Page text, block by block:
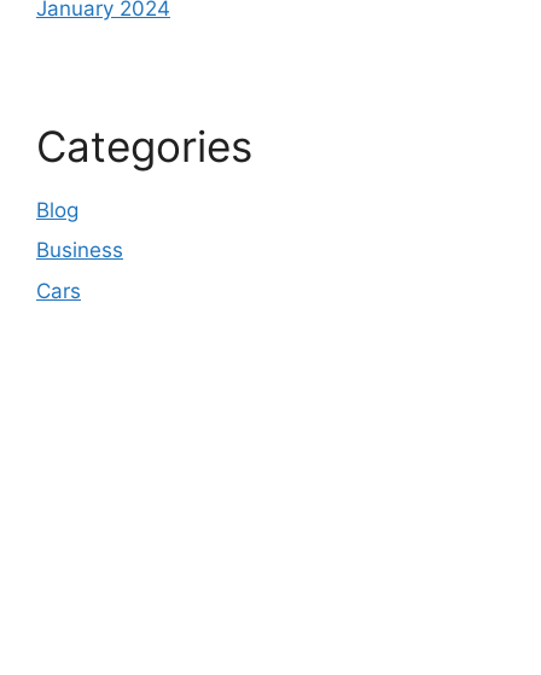
January 2024
Categories
Blog
Business
Cars